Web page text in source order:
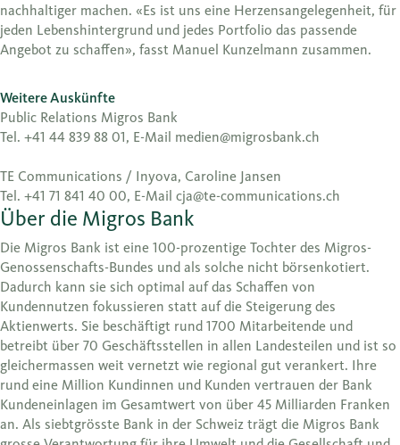
nachhaltiger machen. «Es ist uns eine Herzensangelegenheit, für
jeden Lebenshintergrund und jedes Portfolio das passende
Angebot zu schaffen», fasst Manuel Kunzelmann zusammen.
Weitere Auskünfte
Public Relations Migros Bank
Tel. +41 44 839 88 01, E-Mail medien@migrosbank.ch
TE Communications / Inyova, Caroline Jansen
Tel. +41 71 841 40 00, E-Mail cja@te-communications.ch
Über die Migros Bank
Die Migros Bank ist eine 100-prozentige Tochter des Migros-
Genossenschafts-Bundes und als solche nicht börsenkotiert.
Dadurch kann sie sich optimal auf das Schaffen von
Kundennutzen fokussieren statt auf die Steigerung des
Aktienwerts. Sie beschäftigt rund 1700 Mitarbeitende und
betreibt über 70 Geschäftsstellen in allen Landesteilen und ist so
gleichermassen weit vernetzt wie regional gut verankert. Ihre
rund eine Million Kundinnen und Kunden vertrauen der Bank
Kundeneinlagen im Gesamtwert von über 45 Milliarden Franken
an. Als siebtgrösste Bank in der Schweiz trägt die Migros Bank